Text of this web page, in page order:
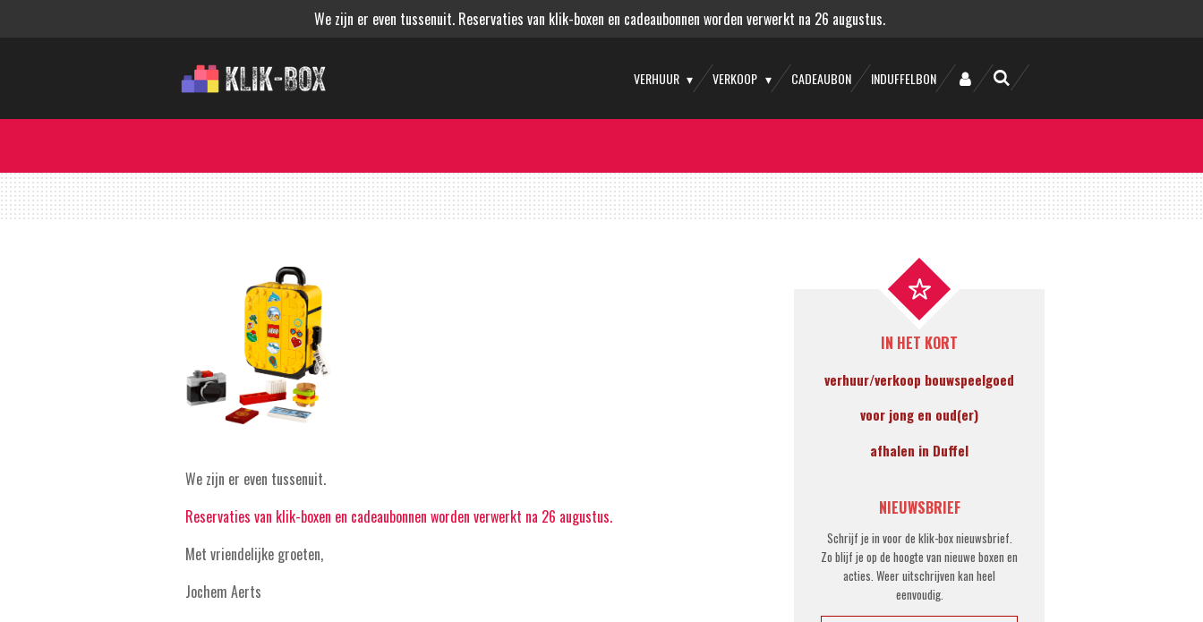
We zijn er even tussenuit. Reservaties van klik-boxen en cadeaubonnen worden verwerkt na 26 augustus.
VERHUUR VERKOOP CADEAUBON INDUFFELBON
We zijn er even tussenuit.
Reservaties van klik-boxen en cadeaubonnen worden verwerkt na 26 augustus.
Met vriendelijke groeten,
Jochem Aerts
IN HET KORT
verhuur/verkoop bouwspeelgoed
voor jong en oud(er)
afhalen in Duffel
NIEUWSBRIEF
Schrijf je in voor de klik-box nieuwsbrief.
Zo blijf je op de hoogte van nieuwe boxen en
acties. Weer uitschrijven kan heel
eenvoudig.